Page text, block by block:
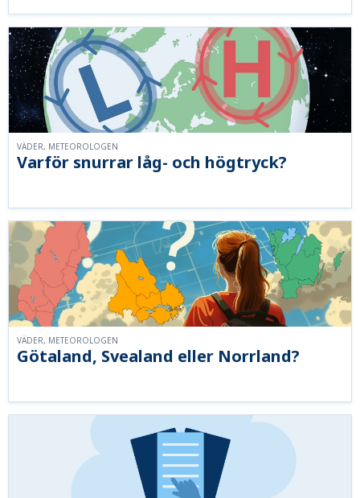
Varför snurrar låg- och högtryck?
VÄDER, METEOROLOGEN
Götaland, Svealand eller Norrland?
VÄDER, METEOROLOGEN